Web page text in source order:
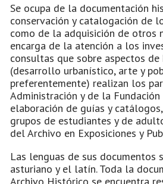
Se ocupa de la documentación
conservación y catalogación de
como de la adquisición de otros
encarga de la atención a los
consultas que sobre aspectos
(desarrollo urbanístico, arte y
preferentemente) realizan los
Administración y de la
elaboración de guías y
grupos de estudiantes y de
del Archivo en Exposiciones y
Las lenguas de sus
asturiano y el latín. Toda la
Archivo Histórico se encuentra